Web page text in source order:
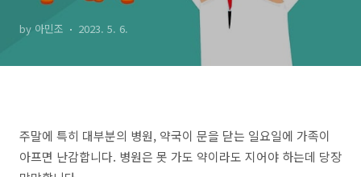
by 아민조 2023. 5. 6.
주말에 특히 대부분의 병원, 약국이 문을 닫는 일요일에 가족이
아프면 난감합니다. 병원은 못 가도 약이라도 지어야 하는데 당장